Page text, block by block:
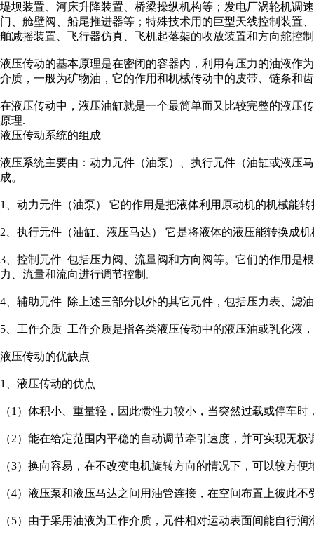
堤坝装置、河床升降装置、桥梁操纵机构等；发电厂涡轮机调
门、舱壁阀、船尾推进器等；特殊技术用的巨型天线控制装置
舶减摇装置、飞行器仿真、飞机起落架的收放装置和方向舵控
液压传动的基本原理是在密闭的容器内，利用有压力的油液作
介质，一般为矿物油，它的作用和机械传动中的皮带、链条和
在液压传动中，液压油缸就是一个最简单而又比较完整的液压
原理.
液压传动系统的组成
液压系统主要由：动力元件（油泵）、执行元件（油缸或液压
成。
1、动力元件（油泵） 它的作用是把液体利用原动机的机械能
2、执行元件（油缸、液压马达） 它是将液体的液压能转换成
3、控制元件 包括压力阀、流量阀和方向阀等。它们的作用是
力、流量和流向进行调节控制。
4、辅助元件 除上述三部分以外的其它元件，包括压力表、
5、工作介质 工作介质是指各类液压传动中的液压油或乳化液
液压传动的优缺点
1、液压传动的优点
（1）体积小、重量轻，因此惯性力较小，当突然过载或停车
（2）能在给定范围内平稳的自动调节牵引速度，并可实现无
（3）换向容易，在不改变电机旋转方向的情况下，可以较方
（4）液压泵和液压马达之间用油管连接，在空间布置上彼此
（5）由于采用油液为工作介质，元件相对运动表面间能自行